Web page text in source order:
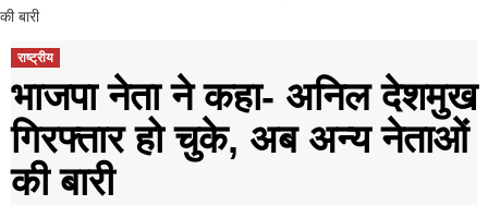
की बारी
राष्ट्रीय
भाजपा नेता ने कहा- अनिल देशमुख
गिरफ्तार हो चुके, अब अन्य नेताओं
की बारी